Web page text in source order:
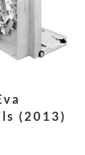
(2013)